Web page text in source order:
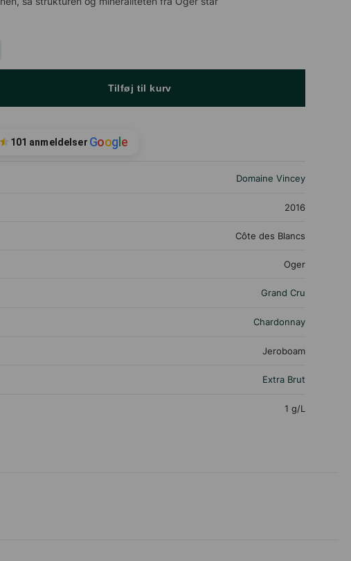
Tilføj til kurv
101 anmeldelser Goog e
Domaine Vincey
2016
Côte des Blancs
Oger
Grand Cru
Chardonnay
Jeroboam
Extra Brut
1 g/L